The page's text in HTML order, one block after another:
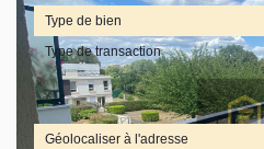
Type de bien
Type de transaction
Localisation
Géolocaliser à l'adresse